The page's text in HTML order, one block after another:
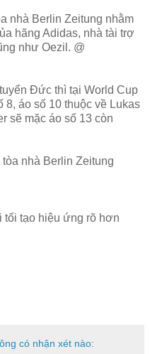
nhà Berlin Zeitung nhằm
hãng Adidas, nhà tài trợ
như Oezil. @
Đức thì tại World Cup
8, áo số 10 thuộc về Lukas
sẽ mặc áo số 13 còn
nhà Berlin Zeitung
tối tạo hiệu ứng rõ hơn
có nhận xét nào: